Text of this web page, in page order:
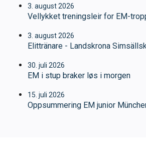
Ledige stillinger
IDRETTSBUTIKKEN
3. august 2026
Vellykket treningsleir for EM-
3. august 2026
Elittränare - Landskrona
30. juli 2026
EM i stup braker løs i morgen
15. juli 2026
Oppsummering EM junior